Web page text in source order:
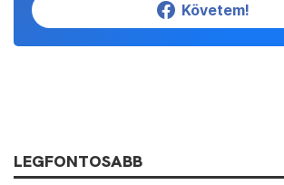
Követem!
LEGFONTOSABB